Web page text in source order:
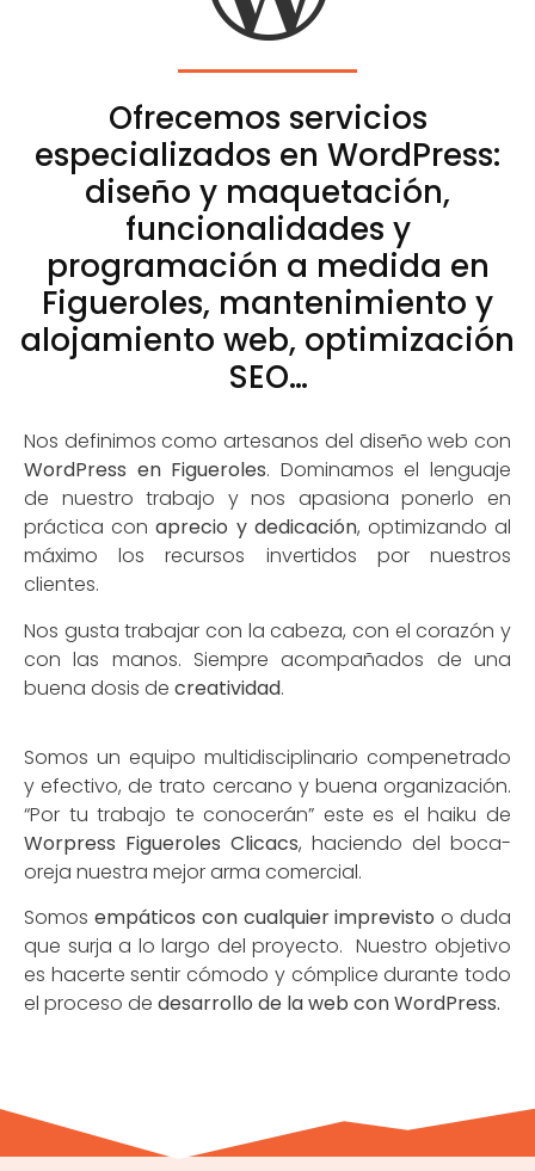
Ofrecemos servicios
especializados en WordPress:
diseño y maquetación,
funcionalidades y
programación a medida en
Figueroles, mantenimiento y
alojamiento web, optimización
SEO…
Nos definimos como artesanos del diseño web con
WordPress en Figueroles. Dominamos el lenguaje
de nuestro trabajo y nos apasiona ponerlo en
práctica conaprecio y dedicación, optimizando al
máximo los recursos invertidos por nuestros
clientes.
Nos gusta trabajar con la cabeza, con el corazón y
con las manos. Siempre acompañados de una
buena dosis de creatividad.
Somos un equipo multidisciplinario compenetrado
y efectivo, de trato cercano y buena organización.
“Por tu trabajo te conocerán” este es el haiku de
Worpress Figueroles Clicacs, haciendo del boca-
oreja nuestra mejor arma comercial.
Somos empáticos con cualquier imprevisto o duda
que surja a lo largo del proyecto. Nuestro objetivo
es hacerte sentir cómodo y cómplice durante todo
el proceso de desarrollo de la web con WordPress.